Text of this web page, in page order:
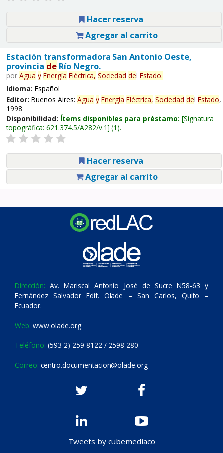
Hacer reserva
Agregar al carrito
Estación transformadora San Antonio Oeste,
provincia deRío Negro.
por Agua y Energía Eléctrica, Sociedad del Estado.
Idioma: Español
Editor: Buenos Aires: Agua y Energía Eléctrica, Sociedad del Estado,
1998
Disponibilidad: Ítems disponibles para préstamo: Signatura
topográfica: 621.374.5/A282/v.1 (1).
Hacer reserva
Agregar al carrito
Dirección: Av. Mariscal Antonio José de Sucre N58-63 y
Fernández Salvador Edif. Olade – San Carlos, Quito –
Ecuador.
Web: www.olade.org
Teléfono: (593 2) 259 8122 / 2598 280
Correo: centro.documentacion@olade.org
Tweets by cubemediaco